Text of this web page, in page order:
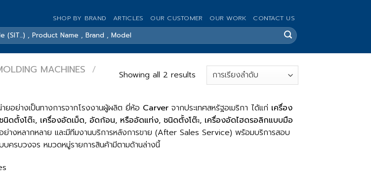
SHOP BY BRAND ARTICLES OUR CUSTOMER OUR WORK CONTACT US
MACHINES / Showing all 2 results
ยอย่างเป็นทางการจากโรงงานผู้ผลิต ยี่ห้อ Carver จากประเทศสหรัฐอเมริกา ได้แก่ เครื่อง
ดตั้งโต๊ะ, เครื่องอัดเม็ด, อัดก้อน, หรืออัดแท่ง, ชนิดตั้งโต๊ะ, เครื่องอัดไฮดรอลิกแบบมือ
อย่างหลากหลาย และมีทีมงานบริการหลังการขาย (After Sales Service) พร้อมบริการสอบ
บครบวงจร หมวดหมู่รายการสินค้ามีตามด้านล่างนี้